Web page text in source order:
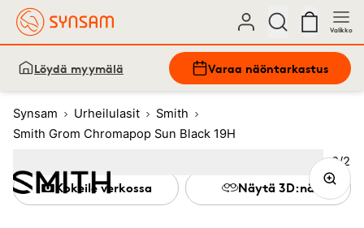
Valikko
Löydä myymälä Varaa näöntarkastus
Synsam Urheilulasit
Smith
Smith Grom Chromapop Sun Black 19H
Kokeile verkossa Näytä 3D:nä
Kuva
2/2
Image (Current image)